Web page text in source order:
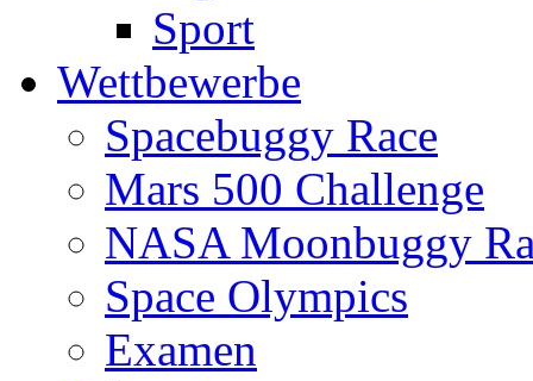
Sport
Wettbewerbe
Spacebuggy Race
Mars 500 Challenge
NASA Moonbuggy
Space Olympics
Examen